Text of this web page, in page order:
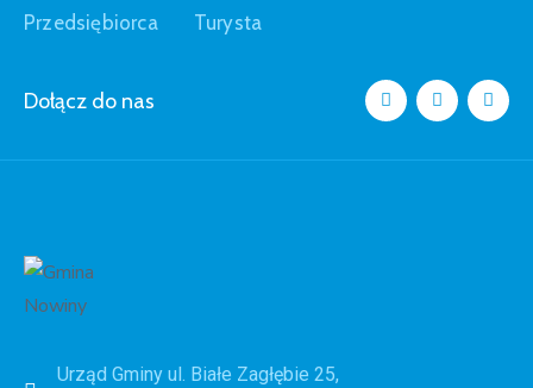
Przedsiębiorca Turysta
Dołącz do nas
Urząd Gminy ul. Białe Zagłębie 25,